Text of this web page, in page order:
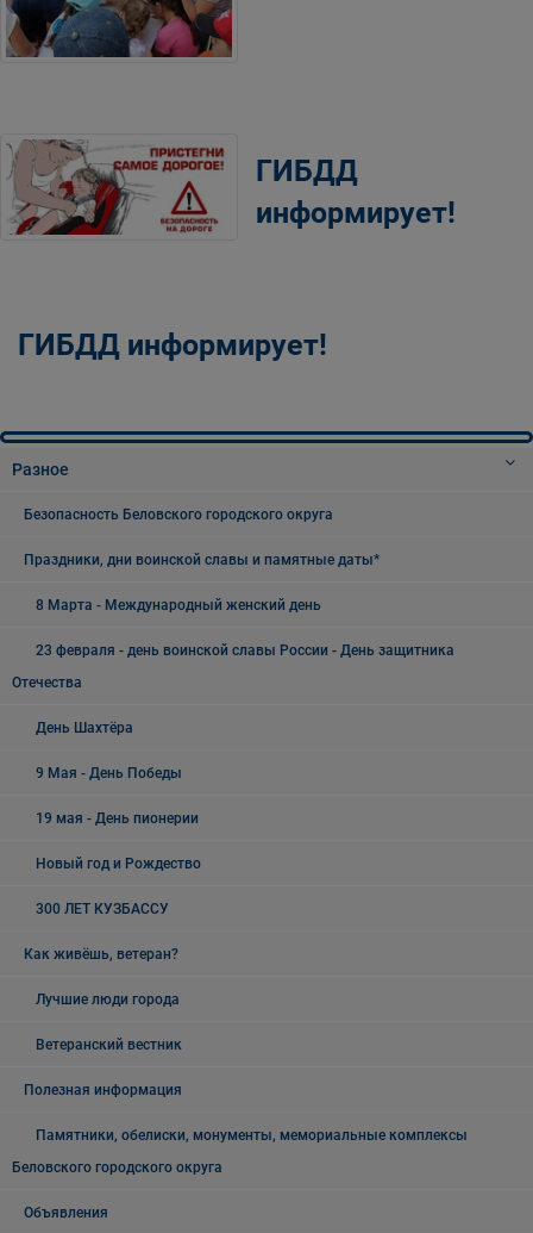
ГИБДД
информирует!
ГИБДД информирует!
Разное
Безопасность Беловского городского округа
Праздники, дни воинской славы и памятные даты*
8 Марта - Международный женский день
23 февраля - день воинской славы России - День защитника
Отечества
День Шахтёра
9 Мая - День Победы
19 мая - День пионерии
Новый год и Рождество
300 ЛЕТ КУЗБАССУ
Как живёшь, ветеран?
Лучшие люди города
Ветеранский вестник
Полезная информация
Памятники, обелиски, монументы, мемориальные комплексы
Беловского городского округа
Объявления